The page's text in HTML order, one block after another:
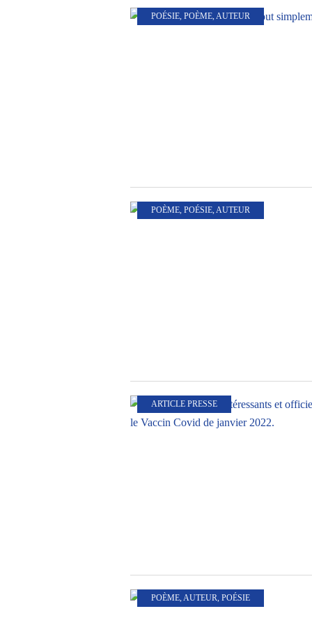
POÉSIE, POÈME,AUTEUR
POÈME, POÉSIE,AUTEUR
ARTICLE PRESSE
POÈME,AUTEUR, POÉSIE